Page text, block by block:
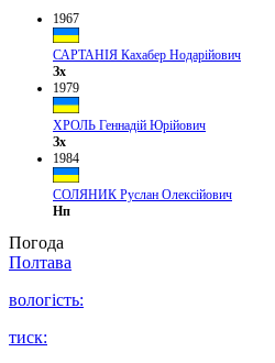
1967
САРТАНІЯ Кахабер Нодарійович
Зх
1979
ХРОЛЬ Геннадій Юрійович
Зх
1984
СОЛЯНИК Руслан Олексійович
Нп
Погода
Полтава
вологість:
тиск: